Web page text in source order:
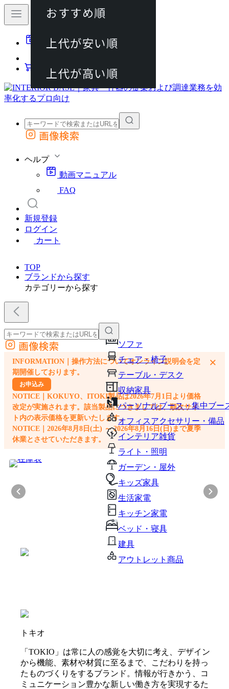
動画マニュアル
カート
外部サイトの商品をカートに追加
画像検索
ヘルプ
動画マニュアル
FAQ
新規登録
ログイン
カート
TOP
ブランドから探す
カテゴリーから探す
ソファ
チェア・椅子
テーブル・デスク
収納家具
パーソナルブース・集中ブー
オフィスアクセサリー・備品
インテリア雑貨
ライト・照明
ガーデン・屋外
キッズ家具
生活家電
キッチン家電
ベッド・寝具
建具
アウトレット商品
外部サイトの商品をカートに追加
他のサイトで見つけた商品ページのURLを貼り付けて、カートに追加できます
画像検索
INFORMATION｜操作方法についてオンライン説明会を定
期開催しております。
お申込み
NOTICE｜KOKUYO、ITOKI製品は2026年7月1日より価格
改定が実施されます。該当製品につきましては、順次サイ
ト内の表示価格を更新いたします。
NOTICE｜2026年8月8日(土) ～ 2026年8月16日(日)まで夏季
休業とさせていただきます。
×
トキオ
「TOKIO」は常に人の感覚を大切に考え、デザイン
から機能、素材や材質に至るまで、こだわりを持っ
たものづくりをするブランド。情報が行きかう、コ
ミュニケーション豊かな新しい働き方を実現するた
おすすめ順
上代が安い順
上代が高い順